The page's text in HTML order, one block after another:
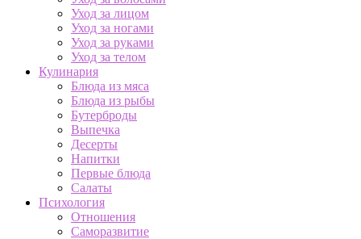
Уход за лицом
Уход за ногами
Уход за руками
Уход за телом
Кулинария
Блюда из мяса
Блюда из рыбы
Бутерброды
Выпечка
Десерты
Напитки
Первые блюда
Салаты
Психология
Отношения
Саморазвитие